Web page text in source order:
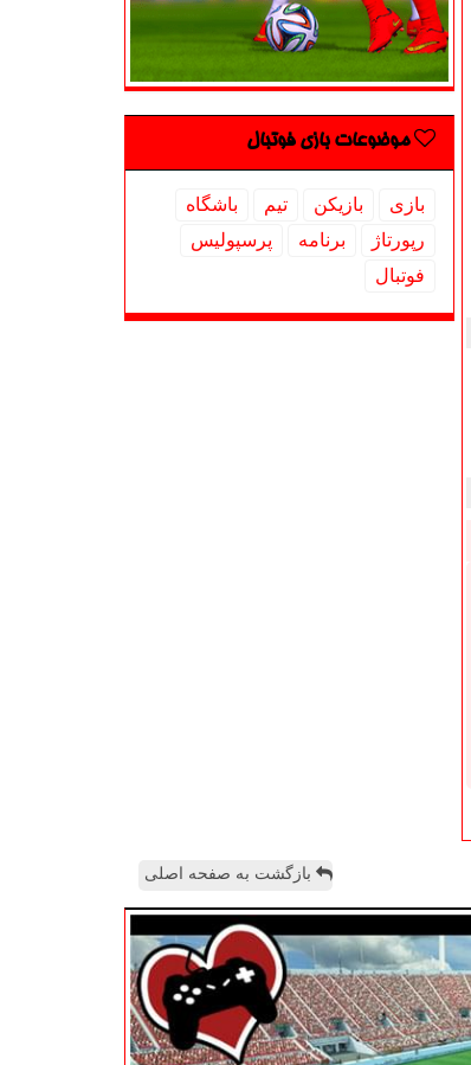
موضوعات بازی فوتبال
بازی بازیكن تیم
باشگاه
رپورتاژ
برنامه
پرسپولیس
فوتبال
بازگشت به صفحه اصلی